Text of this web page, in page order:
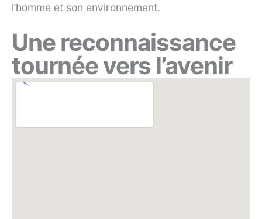
l’homme et son environnement.
Une reconnaissance
tournée vers l’avenir